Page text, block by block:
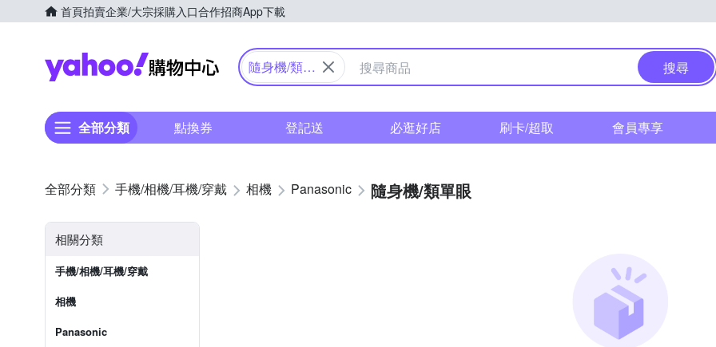
首頁拍賣企業/大宗採購入口合作招商App下載
Yahoo購物中心
隨身機/類單
搜尋
全部分類 點換券 登記送 必逛好店 刷卡/超取 會員專享
手機/相機/耳機/穿戴 相機 Panasonic 隨身機/類單眼
相關分類
手機/相機/耳機/穿戴
相機
Panasonic